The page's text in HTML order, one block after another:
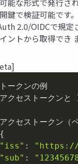
能な形式で発行さ
鍵で検証可能です
2.0/OIDCで規定
ントから取得でき
トークンの例
アクセストークンと
アクセストークン（
"iss" :
"https://
"sub" :